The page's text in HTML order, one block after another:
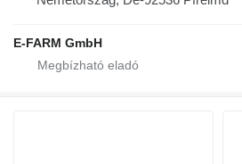
E-FARM GmbH